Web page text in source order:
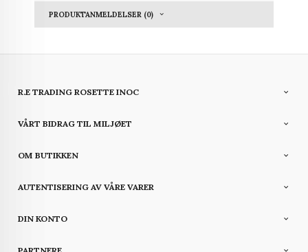
PRODUKTANMELDELSER (0)
R.E TRADING ROSETTE INOC
VÅRT BIDRAG TIL MILJØET
OM BUTIKKEN
AUTENTISERING AV VÅRE VARER
DIN KONTO